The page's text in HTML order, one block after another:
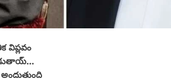
విప్లవం